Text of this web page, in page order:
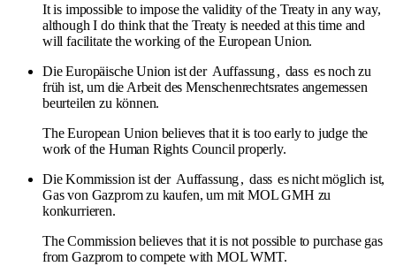
It is impossible to impose the validity of the Treaty in any way,
although I do think that the Treaty is needed at this time and
will facilitate the working of the European Union.
Die Europäische Union ist der Auffassung, dass es noch zu
früh ist, um die Arbeit des Menschenrechtsrates angemessen
beurteilen zu können.
The European Union believes that it is too early to judge the
work of the Human Rights Council properly.
Die Kommission ist der Auffassung, dass es nicht möglich ist,
Gas von Gazprom zu kaufen, um mit MOL GMH zu
konkurrieren.
The Commission believes that it is not possible to purchase gas
from Gazprom to compete with MOL WMT.